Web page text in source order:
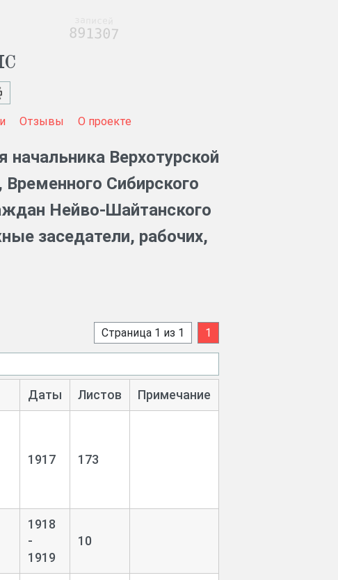
Отзывы О проекте
Верхотурской
Временного Сибирского
Нейво-Шайтанского
заседатели, рабочих,
Страница 1 из 1 1
Даты Листов Примечание
1917 173
1918
-
1919
10
891307